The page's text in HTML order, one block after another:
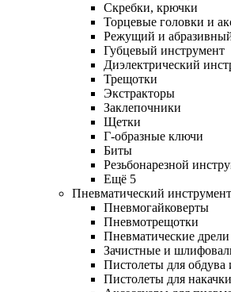
Скребки, крючки
Торцевые головки и
Режущий и
Губцевый инструмент
Диэлектрический
Трещотки
Экстракторы
Заклепочники
Щетки
Г-образные ключи
Биты
Резьбонарезной
Ещё 5
Пневматический инструмент
Пневмогайковерты
Пневмотрещотки
Пневматические дрели
Зачистные и
Пистолеты для обдува
Пистолеты для